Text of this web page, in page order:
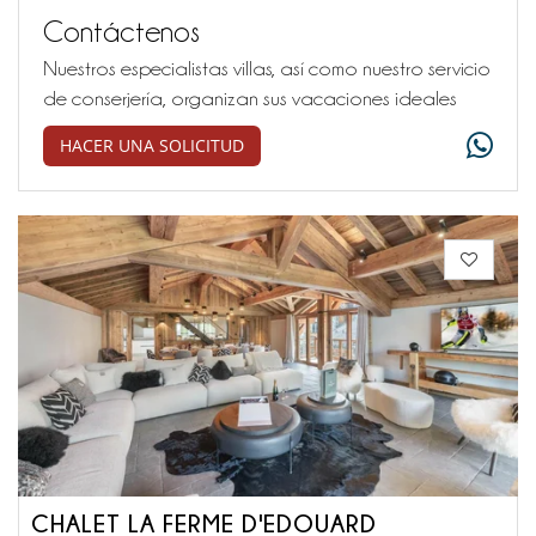
Contáctenos
Nuestros especialistas villas, así como nuestro servicio
de conserjería, organizan sus vacaciones ideales
HACER UNA SOLICITUD
CHALET LA FERME D'EDOUARD